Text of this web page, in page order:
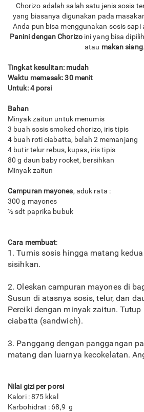
Chorizo adalah salah satu jenis sosis
yang biasanya digunakan pada
Anda pun bisa menggunakan sosis
Panini dengan Chorizoini yang bisa
atau makan siang.
Tingkat kesulitan: mudah
Waktu memasak: 30 menit
Untuk: 4 porsi
Bahan
Minyak zaitun untuk menumis
3 buah sosis smoked chorizo, iris tipis
4 buah roti ciabatta, belah 2 memanjang
4 butir telur rebus, kupas, iris tipis
80 g daun baby rocket, bersihkan
Minyak zaitun
Campuran mayones, aduk rata :
300 g mayones
½ sdt paprika bubuk
Cara membuat:
1. Tumis sosis hingga matang
sisihkan.
2. Oleskan campuran mayones di
Susun di atasnya sosis, telur, dan
Perciki dengan minyak zaitun.
ciabatta (sandwich).
3. Panggang dengan panggangan
matang dan luarnya kecokelatan.
Nilai gizi per porsi
Kalori : 875 kkal
Karbohidrat : 68,9 g